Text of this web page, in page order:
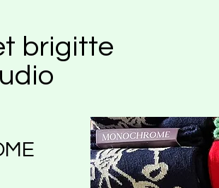
brigitte